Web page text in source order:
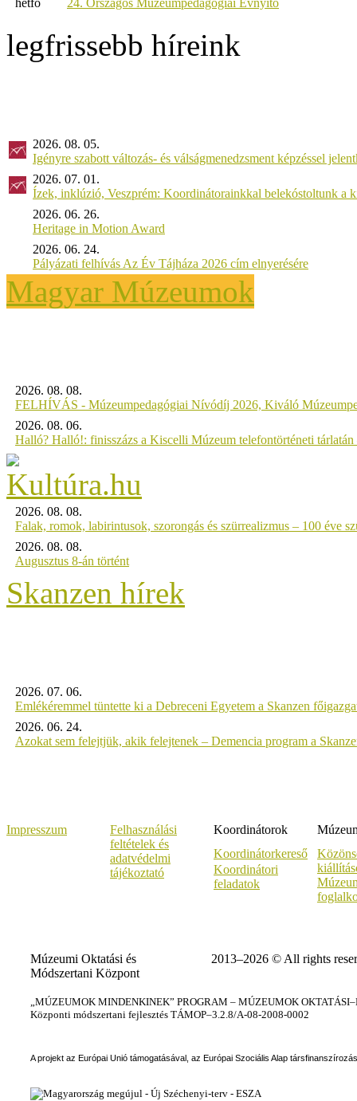
legfrissebb híreink
2026. 08. 05.
Igényre szabott változás- és válságmenedzsment képzéssel
2026. 07. 01.
Ízek, inklúzió, Veszprém: Koordinátorainkkal belekóstoltunk a
2026. 06. 26.
Heritage in Motion Award
2026. 06. 24.
Pályázati felhívás Az Év Tájháza 2026 cím elnyerésére
Magyar Múzeumok
2026. 08. 08.
FELHÍVÁS - Múzeumpedagógiai Nívódíj 2026, Kiváló
2026. 08. 06.
Halló? Halló!: finisszázs a Kiscelli Múzeum telefontörténeti tárlatán
2026. 08. 08.
Falak, romok, labirintusok, szorongás és szürrealizmus – 100 éve
2026. 08. 08.
Augusztus 8-án történt
Skanzen hírek
2026. 07. 06.
Emlékéremmel tüntette ki a Debreceni Egyetem a Skanzen
2026. 06. 24.
Azokat sem felejtjük, akik felejtenek – Demencia program a
Impresszum
Felhasználási
feltételek és
adatvédelmi
tájékoztató
Koordinátorok
Koordinátorkereső
Koordinátori
feladatok
Múzeumi Oktatási és
Módszertani Központ
2013–2026 © All rights
„MÚZEUMOK MINDENKINEK” PROGRAM – MÚZEUMOK
Központi módszertani fejlesztés TÁMOP–3.2.8/A-08-2008-0002
A projekt az Európai Unió támogatásával, az Európai Szociális Alap